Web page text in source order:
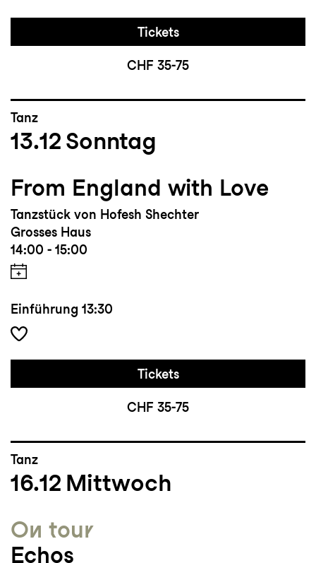
Tickets
CHF 35-75
Tanz
13.12 Sonntag
From England with Love
Tanzstück von Hofesh Shechter
Grosses Haus
14:00 - 15:00
Einführung 13:30
Tickets
CHF 35-75
Tanz
16.12 Mittwoch
On tour
Echos